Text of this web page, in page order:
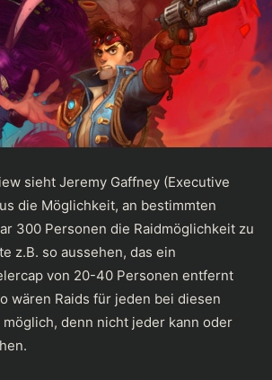
sieht Jeremy Gaffney (Executive
die Möglichkeit, an bestimmten
300 Personen die Raidmöglichkeit zu
z.B. so aussehen, das ein
von 20-40 Personen entfernt
wären Raids für jeden bei diesen
denn nicht jeder kann oder